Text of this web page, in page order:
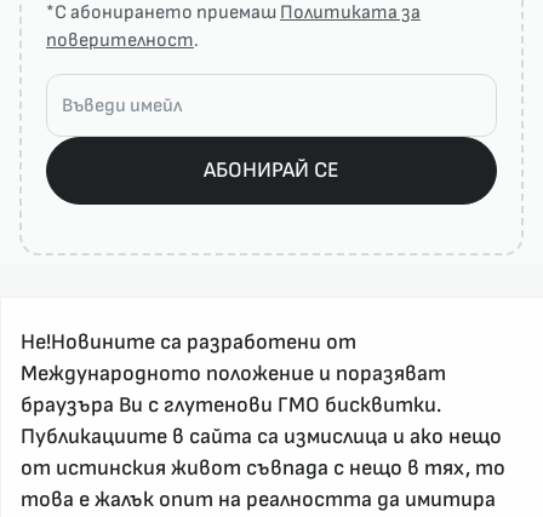
*С абонирането приемаш Политиката за
поверителност.
АБОНИРАЙ СЕ
За реклама и връзка с нас, пишете на
nenovinite@gmail.com
Контакт
Не!Новините са разработени от
Международното положение и поразяват
браузъра Ви с глутенови ГМО бисквитки.
Публикациите в сайта са измислица и ако нещо
от истинския живот съвпада с нещо в тях, то
това е жалък опит на реалността да имитира